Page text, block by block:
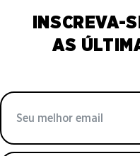
INSCREVA-
AS